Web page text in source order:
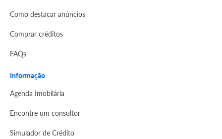
Como destacar anúncios
Comprar créditos
FAQs
Informação
Agenda Imobilária
Encontre um consultor
Simulador de Crédito